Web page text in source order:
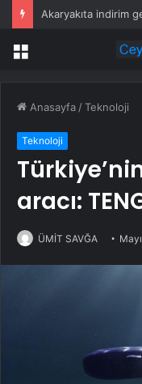
Akaryakıta indirim
Menü
Anasayfa /Teknoloji
Teknoloji
aracı:
ÜMİT SAVĞA